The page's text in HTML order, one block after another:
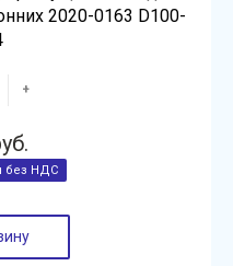
2020-0163 D100-
+